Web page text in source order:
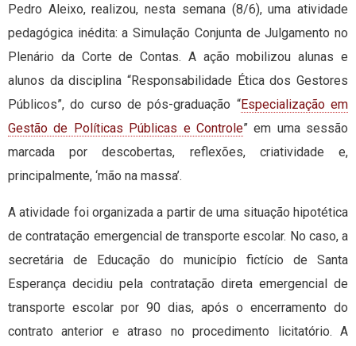
Pedro Aleixo, realizou, nesta semana (8/6), uma atividade
pedagógica inédita: a Simulação Conjunta de Julgamento no
Plenário da Corte de Contas. A ação mobilizou alunas e
alunos da disciplina “Responsabilidade Ética dos Gestores
Públicos”, do curso de pós-graduação “Especialização em
Gestão de Políticas Públicas e Controle” em uma sessão
marcada por descobertas, reflexões, criatividade e,
principalmente, ‘mão na massa’.
A atividade foi organizada a partir de uma situação hipotética
de contratação emergencial de transporte escolar. No caso, a
secretária de Educação do município fictício de Santa
Esperança decidiu pela contratação direta emergencial de
transporte escolar por 90 dias, após o encerramento do
contrato anterior e atraso no procedimento licitatório. A